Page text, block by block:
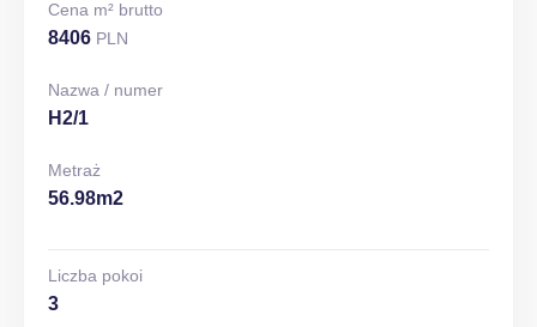
Cena m² brutto
8406 PLN
Nazwa / numer
H2/1
Metraż
56.98m2
Liczba pokoi
3